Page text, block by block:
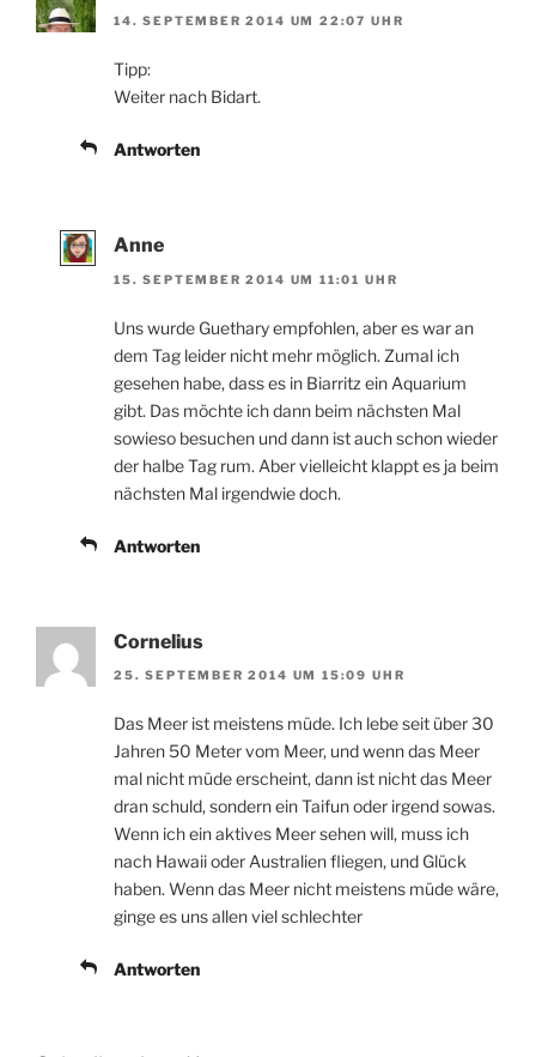
14. SEPTEMBER 2014 UM 22:07 UHR
Tipp:
Weiter nach Bidart.
Antworten
Anne
15. SEPTEMBER 2014 UM 11:01 UHR
Uns wurde Guethary empfohlen, aber es war an
dem Tag leider nicht mehr möglich. Zumal ich
gesehen habe, dass es in Biarritz ein Aquarium
gibt. Das möchte ich dann beim nächsten Mal
sowieso besuchen und dann ist auch schon wieder
der halbe Tag rum. Aber vielleicht klappt es ja beim
nächsten Mal irgendwie doch.
Antworten
Cornelius
25. SEPTEMBER 2014 UM 15:09 UHR
Das Meer ist meistens müde. Ich lebe seit über 30
Jahren 50 Meter vom Meer, und wenn das Meer
mal nicht müde erscheint, dann ist nicht das Meer
dran schuld, sondern ein Taifun oder irgend sowas.
Wenn ich ein aktives Meer sehen will, muss ich
nach Hawaii oder Australien fliegen, und Glück
haben. Wenn das Meer nicht meistens müde wäre,
ginge es uns allen viel schlechter
Antworten